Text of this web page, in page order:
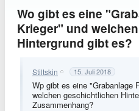
Wo gibt es eine
Krieger" und
Hintergrund gibt es?
Stiltskin 15. Juli 2018
Wp gibt es eine "Grabanlage
welchen geschichtlichen
Zusammenhang?